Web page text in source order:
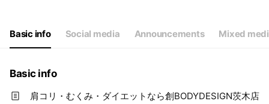
09:00 - 19:30
Basic info Social media Announcements Mixed
Basic info
肩コリ・むくみ・ダイエットなら創BODYDESIGN茨木店